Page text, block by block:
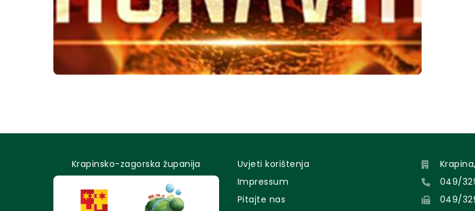
Krapinsko-zagorska županija
Uvjeti korištenja
Impressum
Pitajte nas
049/
049/